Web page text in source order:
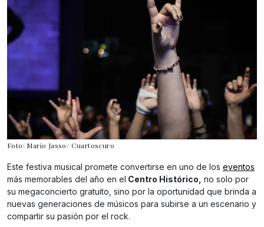
Foto: Mario Jasso/ Cuartoscuro
Este festiva musical promete convertirse en uno de los eventos
más memorables del año en el Centro Histórico, no solo por
su megaconcierto gratuito, sino por la oportunidad que brinda a
nuevas generaciones de músicos para subirse a un escenario y
compartir su pasión por el rock.